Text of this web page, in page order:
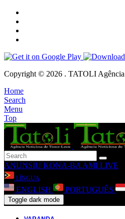
Copyright © 2026 . TATOLI
Home
Search
Menu
Top
ANUNSIU KONA-BA AMI LIVE
LÍNGUA
ENGLISH PORTUGUÊS
Toggle dark mode